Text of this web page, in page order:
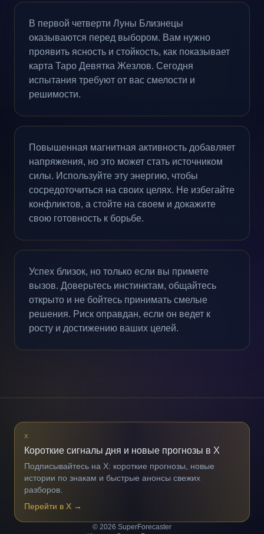
В первой четверти Луны Близнецы
оказываются перед выбором. Вам нужно
проявить ясность и стойкость, как показывает
карта Таро Девятка Жезлов. Сегодня
испытания требуют от вас смелости и
решимости.
Повышенная магнитная активность добавляет
напряжения, но это может стать источником
силы. Используйте эту энергию, чтобы
сосредоточиться на своих целях. Не избегайте
конфликтов, а стойте на своем и докажите
свою готовность к борьбе.
Успех близок, но только если вы примете
вызов. Доверьтесь инстинктам, общайтесь
открыто и не бойтесь принимать смелые
решения. Риск оправдан, если он ведет к
росту и достижению ваших целей.
X
Короткие сигналы дня и новые прогнозы в X
Подписывайтесь на X: короткие прогнозы, новые
истории по знакам и быстрые анонсы свежих
разборов.
Перейти в X →
© 2026 SuperForecaster